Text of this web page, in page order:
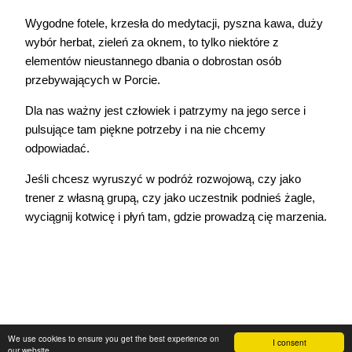
I consent
We use cookies to ensure you get the best experience on
Wygodne fotele, krzesła do medytacji, pyszna kawa, duży
wybór herbat, zieleń za oknem, to tylko niektóre z
elementów nieustannego dbania o dobrostan osób
przebywających w Porcie.
Dla nas ważny jest człowiek i patrzymy na jego serce i
pulsujące tam piękne potrzeby i na nie chcemy
odpowiadać.
Jeśli chcesz wyruszyć w podróż rozwojową, czy jako
trener z własną grupą, czy jako uczestnik podnieś żagle,
wyciągnij kotwicę i płyń tam, gdzie prowadzą cię marzenia.